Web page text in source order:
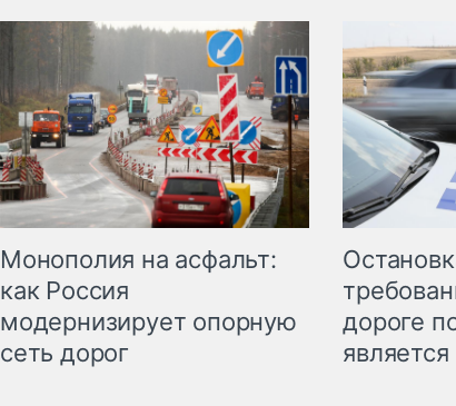
Монополия на асфальт:
как Россия
модернизирует опорную
сеть дорог
дороге
является